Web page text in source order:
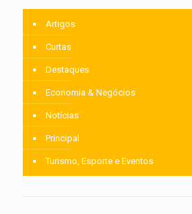
Artigos
Curtas
Destaques
Economia & Negócios
Notícias
Principal
Turismo, Esporte e Eventos